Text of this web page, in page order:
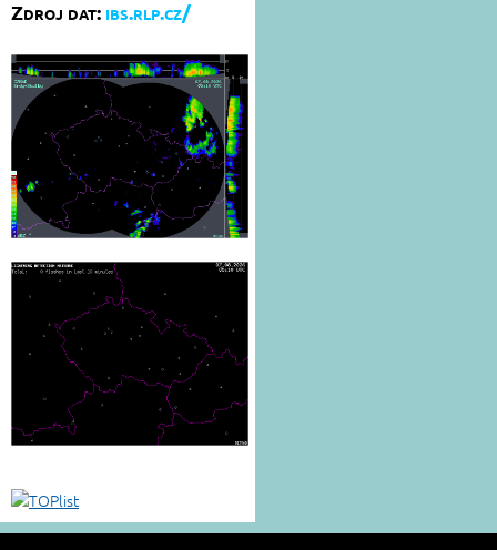
Zdroj dat: ibs.rlp.cz/